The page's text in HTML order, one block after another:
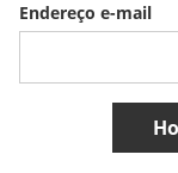
Belgique (Français)
Endereço e-mail